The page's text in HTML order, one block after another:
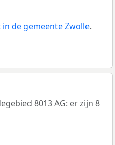
de gemeente Zwolle.
8013 AG: er zijn 8